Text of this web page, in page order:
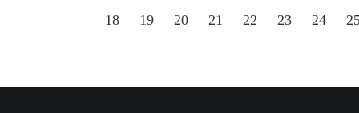
18 19 20 21 22 23 24